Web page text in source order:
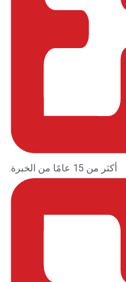
أكثر من 15 عامًا من الخبرة.